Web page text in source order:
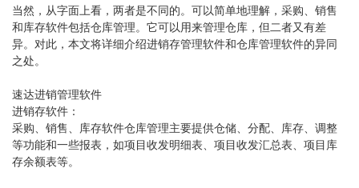
当然，从字面上看，两者是不同的。可以简单地理解，采购、销售
和库存软件包括仓库管理。它可以用来管理仓库，但二者又有差
异。对此，本文将详细介绍进销存管理软件和仓库管理软件的异同
之处。
速达进销管理软件
进销存软件：
采购、销售、库存软件仓库管理主要提供仓储、分配、库存、调整
等功能和一些报表，如项目收发明细表、项目收发汇总表、项目库
存余额表等。